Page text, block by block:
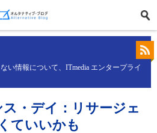
い情報について、ITmedia エンタープライ
ス・デイ：リサージェ
ていいかも